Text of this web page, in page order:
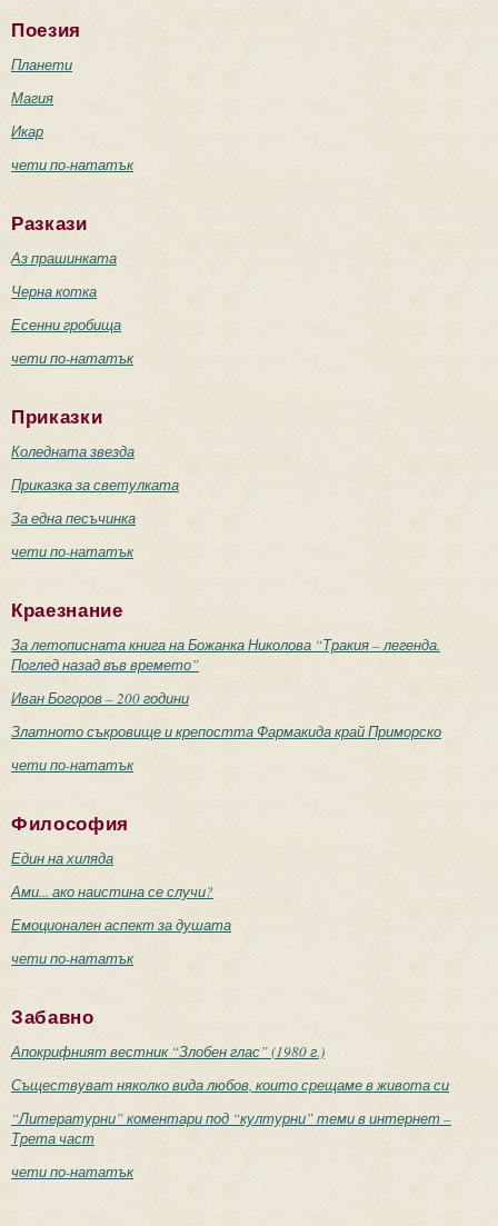
Поезия
Планети
Магия
Икар
чети по-нататък
Разкази
Аз прашинката
Черна котка
Есенни гробища
чети по-нататък
Приказки
Коледната звезда
Приказка за светулката
За една песъчинка
чети по-нататък
Краезнание
За летописната книга на Божанка Николова “Тракия – легенда.
Поглед назад във времето”
Иван Богоров – 200 години
Златното съкровище и крепостта Фармакида край Приморско
чети по-нататък
Философия
Един на хиляда
Ами... ако наистина се случи?
Емоционален аспект за душата
чети по-нататък
Забавно
Апокрифният вестник “Злобен глас” (1980 г.)
Съществуват няколко вида любов, които срещаме в живота си
“Литературни” коментари под “културни” теми в интернет –
Трета част
чети по-нататък